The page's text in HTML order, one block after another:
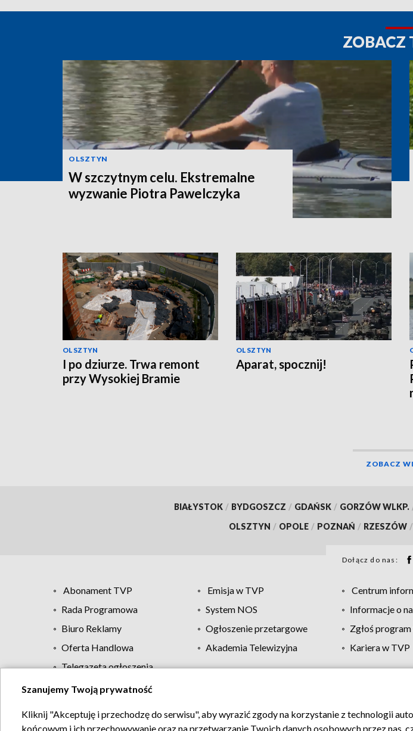
ZOBACZ
OLSZTYN
W szczytnym celu. Ekstremalne
wyzwanie Piotra Pawelczyka
OLSZTYN
I po dziurze. Trwa remont
przy Wysokiej Bramie
OLSZTYN
Aparat, spocznij!
ZOBACZ
BIAŁYSTOK / BYDGOSZCZ / GDAŃSK / GORZÓW WLKP.
OLSZTYN / OPOLE / POZNAŃ / RZESZÓW /
Dołącz do nas:
Abonament TVP Emisja w TVP Centrum
Rada Programowa
System NOS Informacje o
Biuro Reklamy
Ogłoszenie przetargowe Zgłoś
Oferta Handlowa
Akademia Telewizyjna Kariera w TVP
Telegazeta ogłoszenia
Regulamin TVP Polityka prywatności Moje
Szanujemy Twoją prywatność
Kliknij "Akceptuję i przechodzę do serwisu", aby wyrazić zgody na korzystanie z technologii
końcowym i ich przechowywanie oraz na przetwarzanie Twoich danych osobowych przez nas,